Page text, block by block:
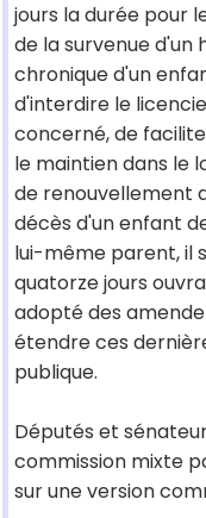
jours la durée pour
de la survenue d'un
chronique d'un
d'interdire le
concerné, de
le maintien dans le
de renouvellement
décès d'un enfant
lui-même parent, il
quatorze jours
adopté des
étendre ces
publique.
Députés et
commission mixte
sur une version